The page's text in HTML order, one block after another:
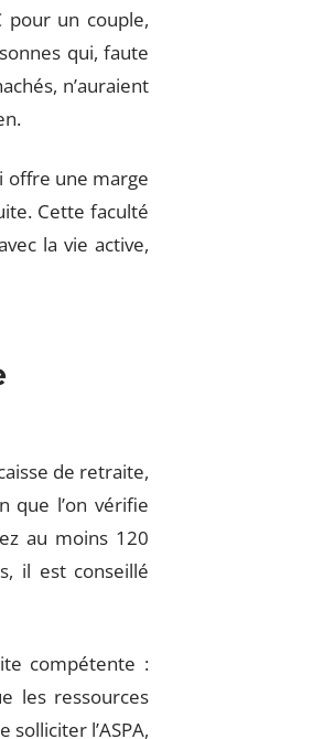
un couple,
qui, faute
n’auraient
offre une marge
Cette faculté
la vie active,
de retraite,
que l’on vérifie
au moins 120
il est conseillé
compétente :
les ressources
l’ASPA,